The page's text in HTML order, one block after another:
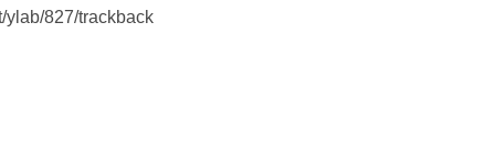
ylab/827/trackback